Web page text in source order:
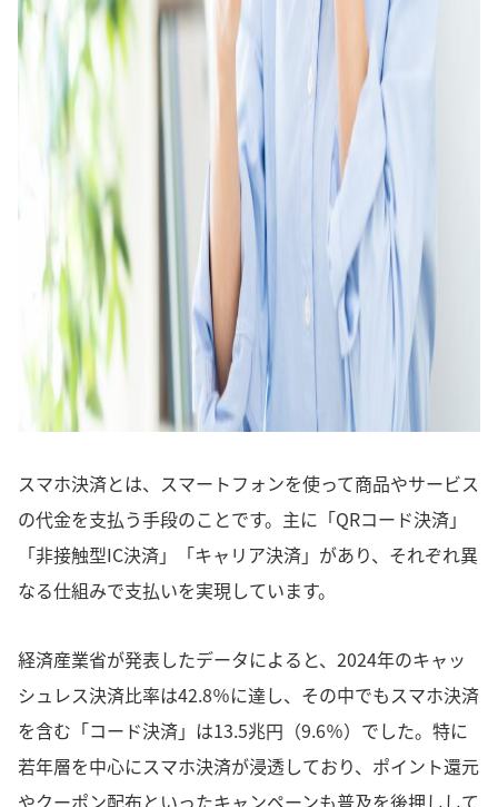
スマホ決済とは、スマートフォンを使って商品やサービス
の代金を支払う手段のことです。主に「QRコード決済」
「非接触型IC決済」「キャリア決済」があり、それぞれ異
なる仕組みで支払いを実現しています。
経済産業省が発表したデータによると、2024年のキャッ
シュレス決済比率は42.8％に達し、その中でもスマホ決済
を含む「コード決済」は13.5兆円（9.6％）でした。特に
若年層を中心にスマホ決済が浸透しており、ポイント還元
やクーポン配布といったキャンペーンも普及を後押しして